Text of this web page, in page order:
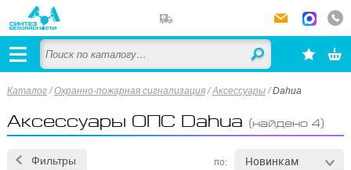
Каталог /Охранно-пожарная сигнализация /Аксессуары/Dahua
Аксессуары ОПС Dahua (найдено 4)
Фильтры по: Новинкам